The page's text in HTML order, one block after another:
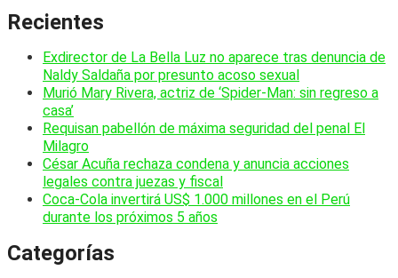
Recientes
Exdirector de La Bella Luz no aparece tras denuncia de
Naldy Saldaña por presunto acoso sexual
Murió Mary Rivera, actriz de ‘Spider-Man: sin regreso a
casa’
Requisan pabellón de máxima seguridad del penal El
Milagro
César Acuña rechaza condena y anuncia acciones
legales contra juezas y fiscal
Coca-Cola invertirá US$ 1.000 millones en el Perú
durante los próximos 5 años
Categorías